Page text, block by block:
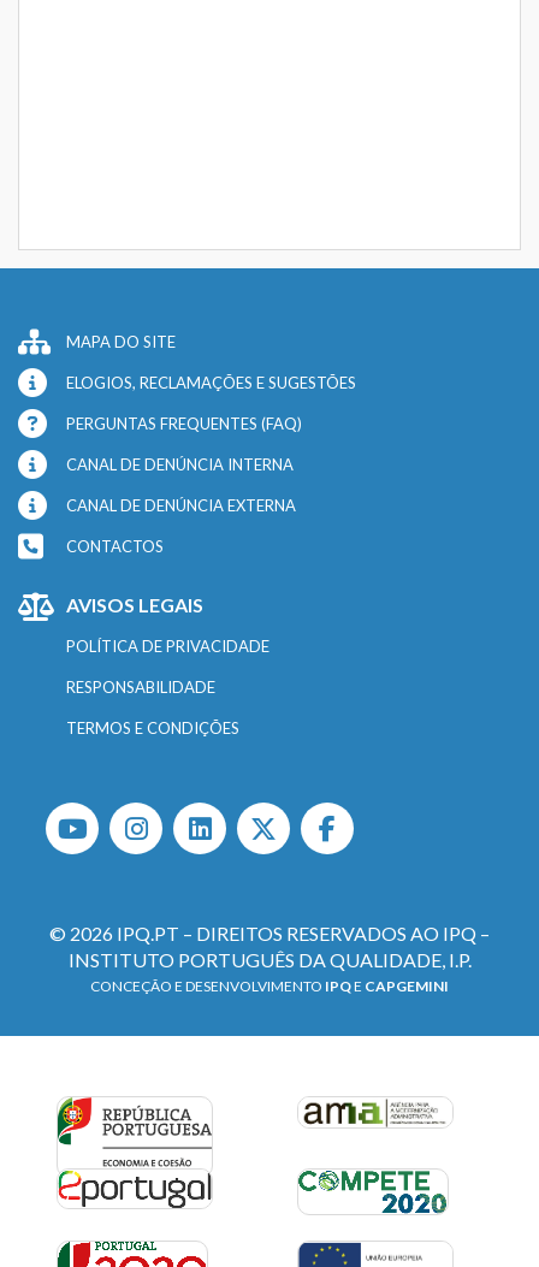
MAPA DO SITE
ELOGIOS, RECLAMAÇÕES E SUGESTÕES
PERGUNTAS FREQUENTES (FAQ)
CANAL DE DENÚNCIA INTERNA
CANAL DE DENÚNCIA EXTERNA
CONTACTOS
AVISOS LEGAIS
POLÍTICA DE PRIVACIDADE
RESPONSABILIDADE
TERMOS E CONDIÇÕES
© 2026 IPQ.PT – DIREITOS RESERVADOS AO IPQ –
INSTITUTO PORTUGUÊS DA QUALIDADE, I.P.
CONCEÇÃO E DESENVOLVIMENTO IPQE CAPGEMINI